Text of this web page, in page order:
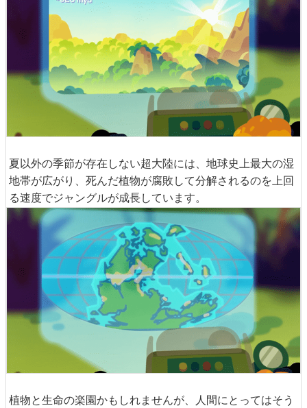
夏以外の季節が存在しない超大陸には、地球史上最大の湿
地帯が広がり、死んだ植物が腐敗して分解されるのを上回
る速度でジャングルが成長しています。
植物と生命の楽園かもしれませんが、人間にとってはそう